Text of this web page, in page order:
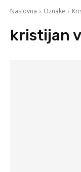
Naslovna Oznake
kristijan